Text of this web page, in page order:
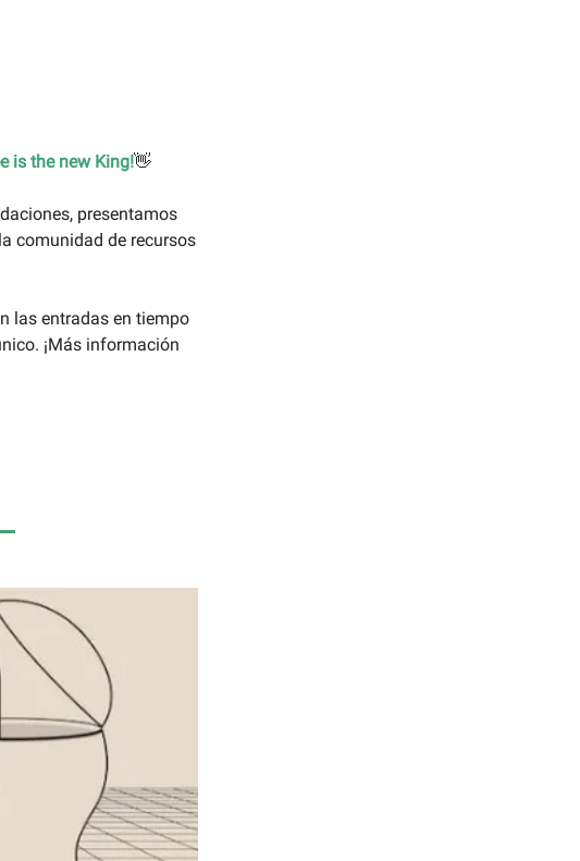
is the new King!👋
presentamos
comunidad de recursos
las entradas en tiempo
¡Más información